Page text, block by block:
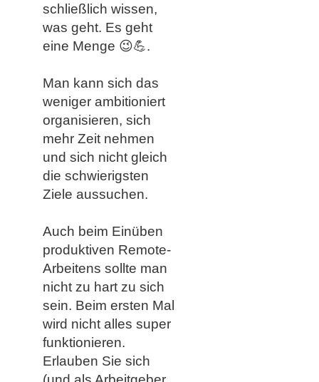
schließlich wissen,
was geht. Es geht
eine Menge 😉💪.
Man kann sich das
weniger ambitioniert
organisieren, sich
mehr Zeit nehmen
und sich nicht gleich
die schwierigsten
Ziele aussuchen.
Auch beim Einüben
produktiven Remote-
Arbeitens sollte man
nicht zu hart zu sich
sein. Beim ersten Mal
wird nicht alles super
funktionieren.
Erlauben Sie sich